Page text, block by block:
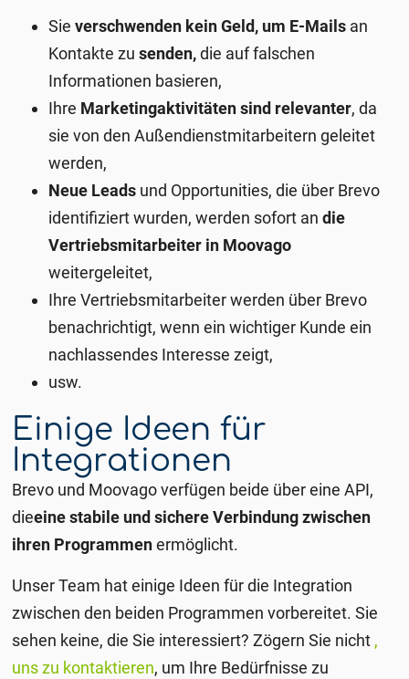
Sieverschwenden kein Geld, um E-Mails an
Kontakte zusenden,die auf falschen
Informationen basieren,
Ihre Marketingaktivitäten sind relevanter, da
sie von den Außendienstmitarbeitern geleitet
werden,
Neue Leads und Opportunities, die über Brevo
identifiziert wurden, werden sofort andie
Vertriebsmitarbeiter in Moovago
weitergeleitet,
Ihre Vertriebsmitarbeiter werden über Brevo
benachrichtigt, wenn ein wichtiger Kunde ein
nachlassendes Interesse zeigt,
usw.
Einige Ideen für
Integrationen
Brevo und Moovago verfügen beide über eine API,
dieeine stabile und sichere Verbindung zwischen
ihren Programmenermöglicht.
Unser Team hat einige Ideen für die Integration
zwischen den beiden Programmen vorbereitet. Sie
sehen keine, die Sie interessiert? Zögern Sie nicht ,
uns zu kontaktieren, um Ihre Bedürfnisse zu